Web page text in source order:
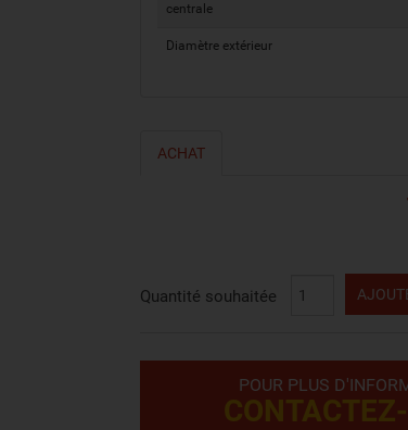
centrale
Diamètre extérieur
ACHAT
Quantité souhaitée
POUR PLUS